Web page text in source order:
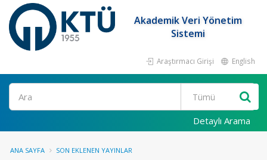
Akademik Veri Yönetim
Sistemi
Araştırmacı Girişi English
Ara
Detaylı Arama
ANA SAYFA SON EKLENEN YAYINLAR